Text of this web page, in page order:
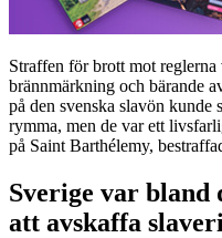
Straffen för brott mot
brännmärkning och bärande
på den svenska slavön kunde
rymma, men de var ett
på Saint Barthélemy,
Sverige var bland
att avskaffa